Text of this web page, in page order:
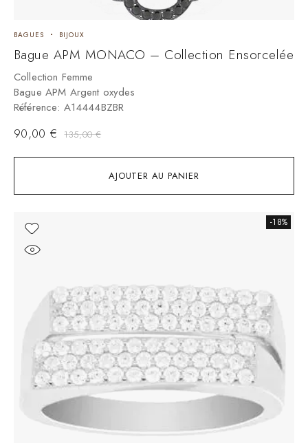
AJOUTER AU PANIER
BAGUES BIJOUX
Bague APM MONACO – Collection Ensorcelée
Collection Femme
Bague APM Argent oxydes
Référence: A14444BZBR
135,00€
90,00 €
-18%